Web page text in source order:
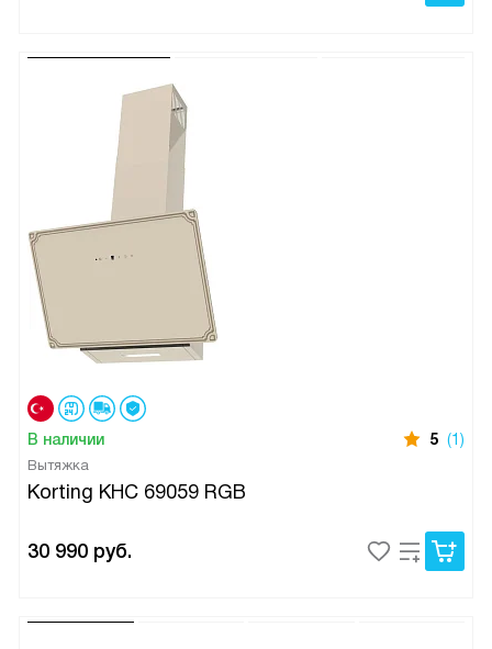
В наличии 5 (1)
Вытяжка
Korting KHC 69059 RGB
30 990 руб.